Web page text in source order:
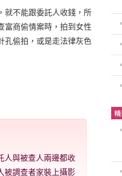
就不能跟委託人收錢，所
富商偷情案時，拍到女性
孔偷拍，或是走法律灰色
人與被查人兩邊都收
被調查者家裝上攝影